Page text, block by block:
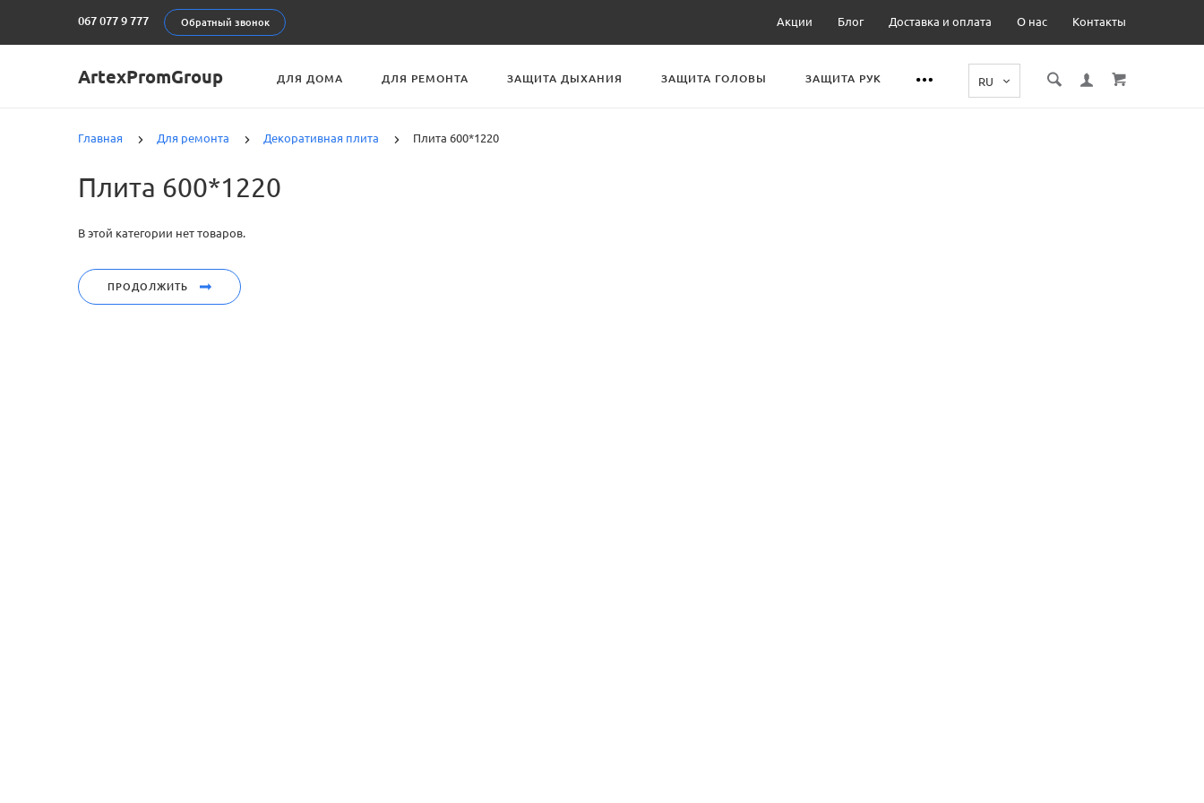
067 077 9 777 Обратный звонок Акции Блог Доставка и оплата О нас Контакты
ArtexPromGroup ДЛЯ ДОМА ДЛЯ РЕМОНТА ЗАЩИТА ДЫХАНИЯ ЗАЩИТА ГОЛОВЫ ЗАЩИТА РУК
Главная Для ремонта Декоративная плита Плита 600*1220
Плита 600*1220
В этой категории нет товаров.
ПРОДОЛЖИТЬ